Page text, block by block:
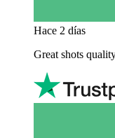
Hace 2 días
Great shots